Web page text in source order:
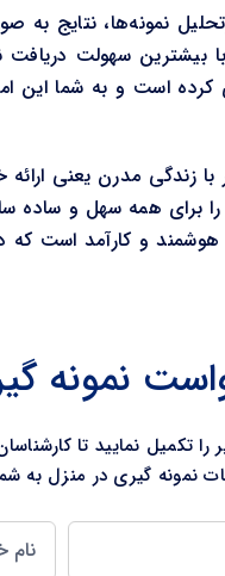
نمونه‌ها، نتایج به
سهولت دریافت
است و به شما این
با زندگی مدرن یعنی
برای همه سهل و
و کارآمد است که در
نمونه
تکمیل نمایید تا
نمونه گیری در منزل به